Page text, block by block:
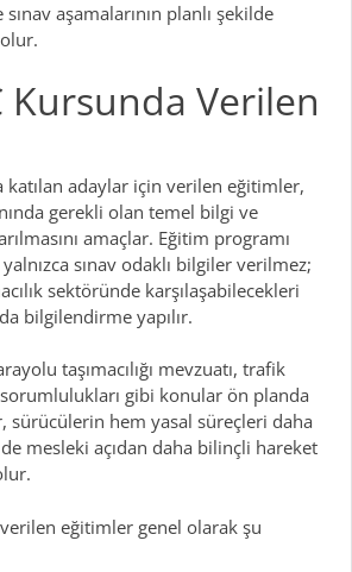
aşamalarının planlı şekilde
Kursunda Verilen
katılan adaylar için verilen eğitimler,
gerekli olan temel bilgi ve
amaçlar. Eğitim programı
sınav odaklı bilgiler verilmez;
sektöründe karşılaşabilecekleri
bilgilendirme yapılır.
taşımacılığı mevzuatı, trafik
gibi konular ön planda
sürücülerin hem yasal süreçleri daha
mesleki açıdan daha bilinçli hareket
eğitimler genel olarak şu